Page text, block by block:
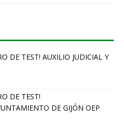
DE TEST! AUXILIO JUDICIAL Y
DE TEST!
DE GIJÓN OEP